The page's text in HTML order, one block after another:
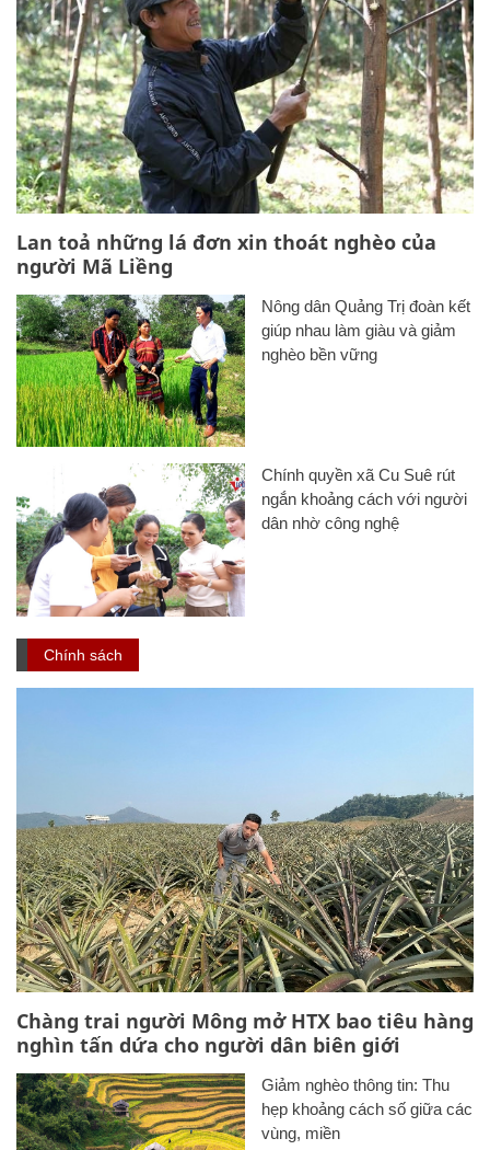
Lan toả những lá đơn xin thoát nghèo của
người Mã Liềng
Nông dân Quảng Trị đoàn kết
giúp nhau làm giàu và giảm
nghèo bền vững
Chính quyền xã Cu Suê rút
ngắn khoảng cách với người
dân nhờ công nghệ
Chính sách
Chàng trai người Mông mở HTX bao tiêu hàng
nghìn tấn dứa cho người dân biên giới
Giảm nghèo thông tin: Thu
hẹp khoảng cách số giữa các
vùng, miền